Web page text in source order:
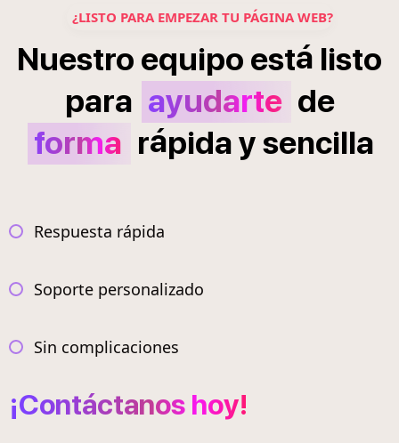
¿LISTO PARA EMPEZAR TU PÁGINA WEB?
Nuestro equipo está listo
para ayudarte de
forma rápidaysencilla
Respuesta rápida
Soporte personalizado
Sin complicaciones
¡Contáctanos hoy!